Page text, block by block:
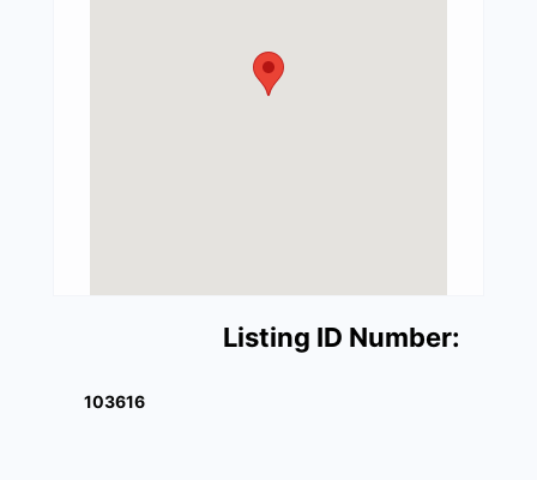
Listing ID Number:
103616